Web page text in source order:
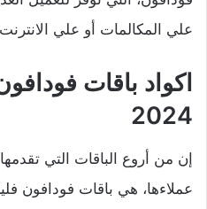
علي المكالمات أو علي
اكواد باقات
2024
إن من أروع الباقات التي
عملاءها، هي باقات فودافون